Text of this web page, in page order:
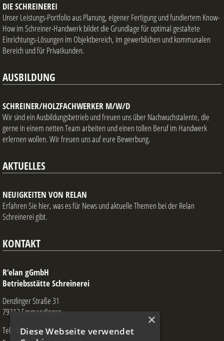
DIE SCHREINEREI
Unser Leistungs-Portfolio aus Planung, eigener Fertigung und fundiertem Know-
How im Schreiner-Handwerk bildet die Grundlage für optimal gestaltete
Einrichtungs-Lösungen im Objektbereich, im gewerblichen und kommunalen
Bereich und für Privatkunden.
AUSBILDUNG
SCHREINER/HOLZFACHWERKER M/W/D
Wir sind ein Ausbildungsbetrieb und freuen uns über Nachwuchstalente, die
gerne in einem netten Team arbeiten und einen tollen Beruf im Handwerk
erlernen wollen. Wir freuen uns auf eure Bewerbung.
AKTUELLES
NEUIGKEITEN VON RELAN
Erfahren Sie hier, was es für News und aktuelle Themen bei der Relan
Schreinerei gibt.
KONTAKT
R‘elan gGmbH
Betriebsstätte Schreinerei
Denzlinger Straße 31
79312 Emmendingen
Tel.+49 (0) 76 41/9 30 94 30
×
Diese Webseite verwendet